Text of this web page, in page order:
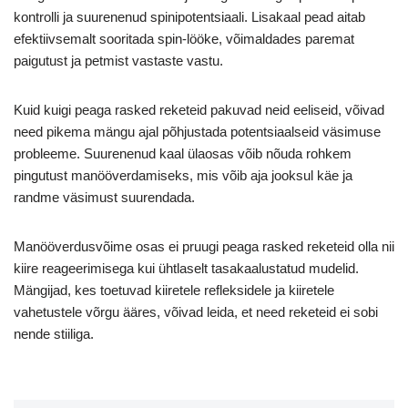
kontrolli ja suurenenud spinipotentsiaali. Lisakaal pead aitab
efektiivsemalt sooritada spin-lööke, võimaldades paremat
paigutust ja petmist vastaste vastu.
Kuid kuigi peaga rasked reketeid pakuvad neid eeliseid, võivad
need pikema mängu ajal põhjustada potentsiaalseid väsimuse
probleeme. Suurenenud kaal ülaosas võib nõuda rohkem
pingutust manööverdamiseks, mis võib aja jooksul käe ja
randme väsimust suurendada.
Manööverdusvõime osas ei pruugi peaga rasked reketeid olla nii
kiire reageerimisega kui ühtlaselt tasakaalustatud mudelid.
Mängijad, kes toetuvad kiiretele refleksidele ja kiiretele
vahetustele võrgu ääres, võivad leida, et need reketeid ei sobi
nende stiiliga.